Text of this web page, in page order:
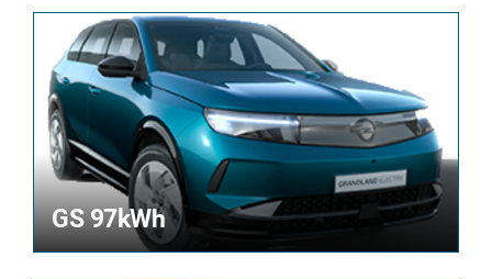
GS 97kWh